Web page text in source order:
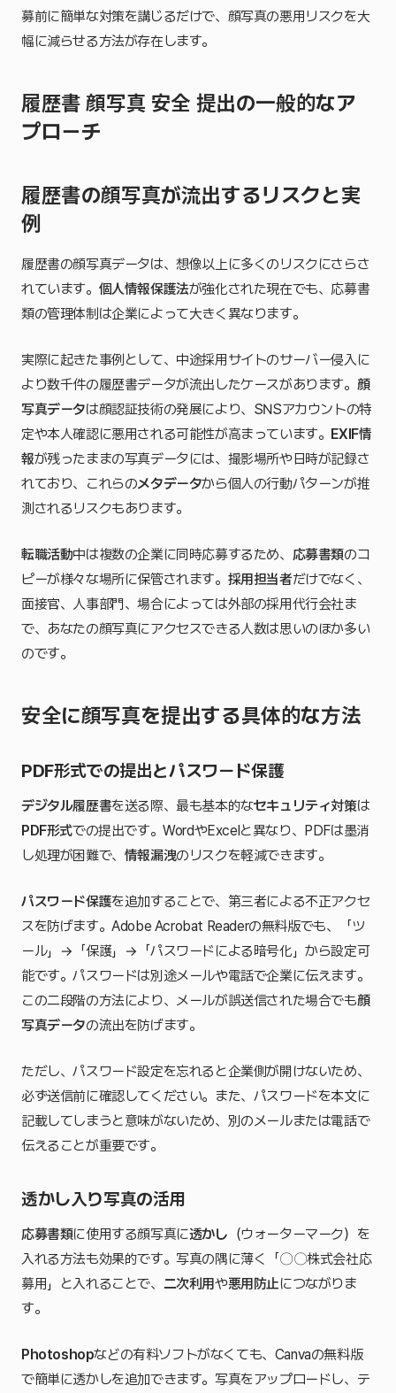
募前に簡単な対策を講じるだけで、顔写真の悪用リスクを大
幅に減らせる方法が存在します。
履歴書 顔写真 安全 提出の一般的なア
プローチ
履歴書の顔写真が流出するリスクと実
例
履歴書の顔写真データは、想像以上に多くのリスクにさらさ
れています。 個人情報保護法が強化された現在でも、応募書
類の管理体制は企業によって大きく異なります。
実際に起きた事例として、中途採用サイトのサーバー侵入に
より数千件の履歴書データが流出したケースがあります。 顔
写真データは顔認証技術の発展により、SNSアカウントの特
定や本人確認に悪用される可能性が高まっています。 EXIF情
報が残ったままの写真データには、撮影場所や日時が記録さ
れており、これらのメタデータから個人の行動パターンが推
測されるリスクもあります。
転職活動中は複数の企業に同時応募するため、 応募書類のコ
ピーが様々な場所に保管されます。 採用担当者だけでなく、
面接官、人事部門、場合によっては外部の採用代行会社ま
で、あなたの顔写真にアクセスできる人数は思いのほか多い
のです。
安全に顔写真を提出する具体的な方法
PDF形式での提出とパスワード保護
デジタル履歴書を送る際、最も基本的なセキュリティ対策は
PDF形式での提出です。WordやExcelと異なり、PDFは墨消
し処理が困難で、 情報漏洩のリスクを軽減できます。
パスワード保護を追加することで、第三者による不正アクセ
スを防げます。Adobe Acrobat Readerの無料版でも、「ツ
ール」→「保護」→「パスワードによる暗号化」から設定可
能です。パスワードは別途メールや電話で企業に伝えます。
この二段階の方法により、メールが誤送信された場合でも顔
写真データの流出を防げます。
ただし、パスワード設定を忘れると企業側が開けないため、
必ず送信前に確認してください。また、パスワードを本文に
記載してしまうと意味がないため、別のメールまたは電話で
伝えることが重要です。
透かし入り写真の活用
応募書類に使用する顔写真に透かし （ウォーターマーク）を
入れる方法も効果的です。写真の隅に薄く「〇〇株式会社応
募用」と入れることで、 二次利用や悪用防止につながりま
す。
Photoshopなどの有料ソフトがなくても、Canvaの無料版
で簡単に透かしを追加できます。写真をアップロードし、テ